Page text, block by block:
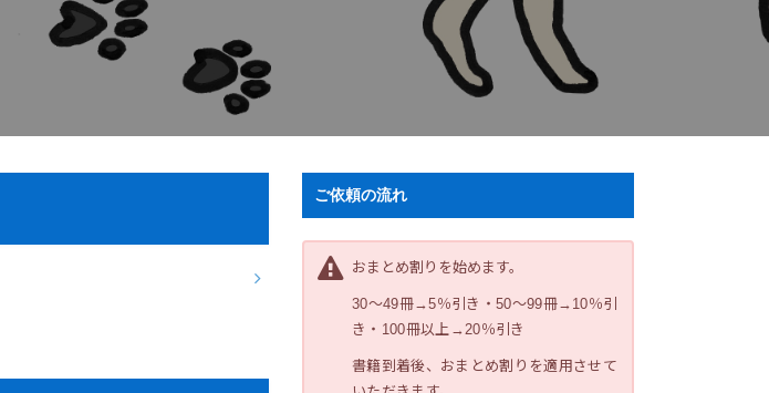
ご依頼の流れ
おまとめ割りを始めます。
30～49冊→5％引き・50～99冊→10％引
き・100冊以上→20％引き
書籍到着後、おまとめ割りを適用させて